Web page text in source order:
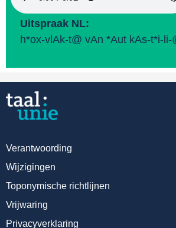
Uitspraak NL:
h*ox-vlAk-t@ vAn *Aut kAs-t*i-li-
Verantwoording
Wijzigingen
Toponymische richtlijnen
Vrijwaring
Privacyverklaring